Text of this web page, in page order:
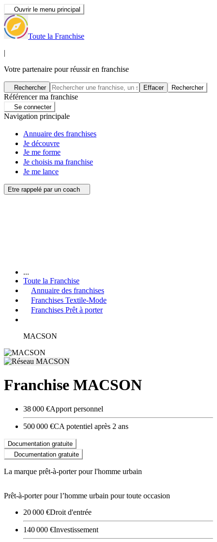
Ouvrir le menu principal
Toute la Franchise
|
Votre partenaire pour réussir en franchise
Rechercher Effacer Rechercher
Référencer ma franchise
Se connecter
Navigation principale
Annuaire des franchises
Je découvre
Je me forme
Je choisis ma franchise
Je me lance
Etre rappelé par un coach
...
Toute la Franchise
Annuaire des franchises
Franchises Textile-Mode
Franchises Prêt à porter
MACSON
Franchise MACSON
38 000 €Apport personnel
500 000 €CA potentiel après 2 ans
Documentation gratuite
Documentation gratuite
La marque prêt-à-porter pour l'homme urbain
Prêt-à-porter pour l’homme urbain pour toute occasion
20 000 €Droit d'entrée
140 000 €Investissement